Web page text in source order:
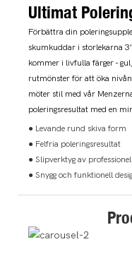
Ultimat
Förbättra din
skumkuddar i storlekarna
kommer i livfulla färger -
rutmönster för att öka
möter stil med vår
poleringsresultat med en
● Levande rund skiva form
● Felfria poleringsresultat
● Slipverktyg av
● Snygg och funktionell